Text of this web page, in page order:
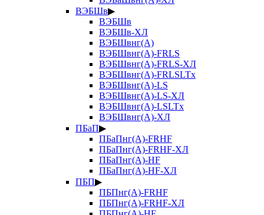
ВЭБШв▶
ВЭБШв
ВЭБШв-ХЛ
ВЭБШвнг(А)
ВЭБШвнг(А)-FRLS
ВЭБШвнг(А)-FRLS-ХЛ
ВЭБШвнг(А)-FRLSLTx
ВЭБШвнг(А)-LS
ВЭБШвнг(А)-LS-ХЛ
ВЭБШвнг(А)-LSLTx
ВЭБШвнг(А)-ХЛ
ПБаП▶
ПБаПнг(А)-FRHF
ПБаПнг(А)-FRHF-ХЛ
ПБаПнг(А)-HF
ПБаПнг(А)-HF-ХЛ
ПБП▶
ПБПнг(А)-FRHF
ПБПнг(А)-FRHF-ХЛ